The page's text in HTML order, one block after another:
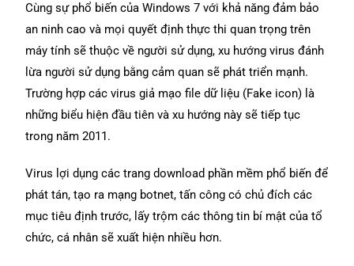
Cùng sự phổ biến của Windows 7 với khả năng đảm bảo
an ninh cao và mọi quyết định thực thi quan trọng trên
máy tính sẽ thuộc về người sử dụng, xu hướng virus đánh
lừa người sử dụng bằng cảm quan sẽ phát triển mạnh.
Trường hợp các virus giả mạo file dữ liệu (Fake icon) là
những biểu hiện đầu tiên và xu hướng này sẽ tiếp tục
trong năm 2011.
Virus lợi dụng các trang download phần mềm phổ biến để
phát tán, tạo ra mạng botnet, tấn công có chủ đích các
mục tiêu định trước, lấy trộm các thông tin bí mật của tổ
chức, cá nhân sẽ xuất hiện nhiều hơn.